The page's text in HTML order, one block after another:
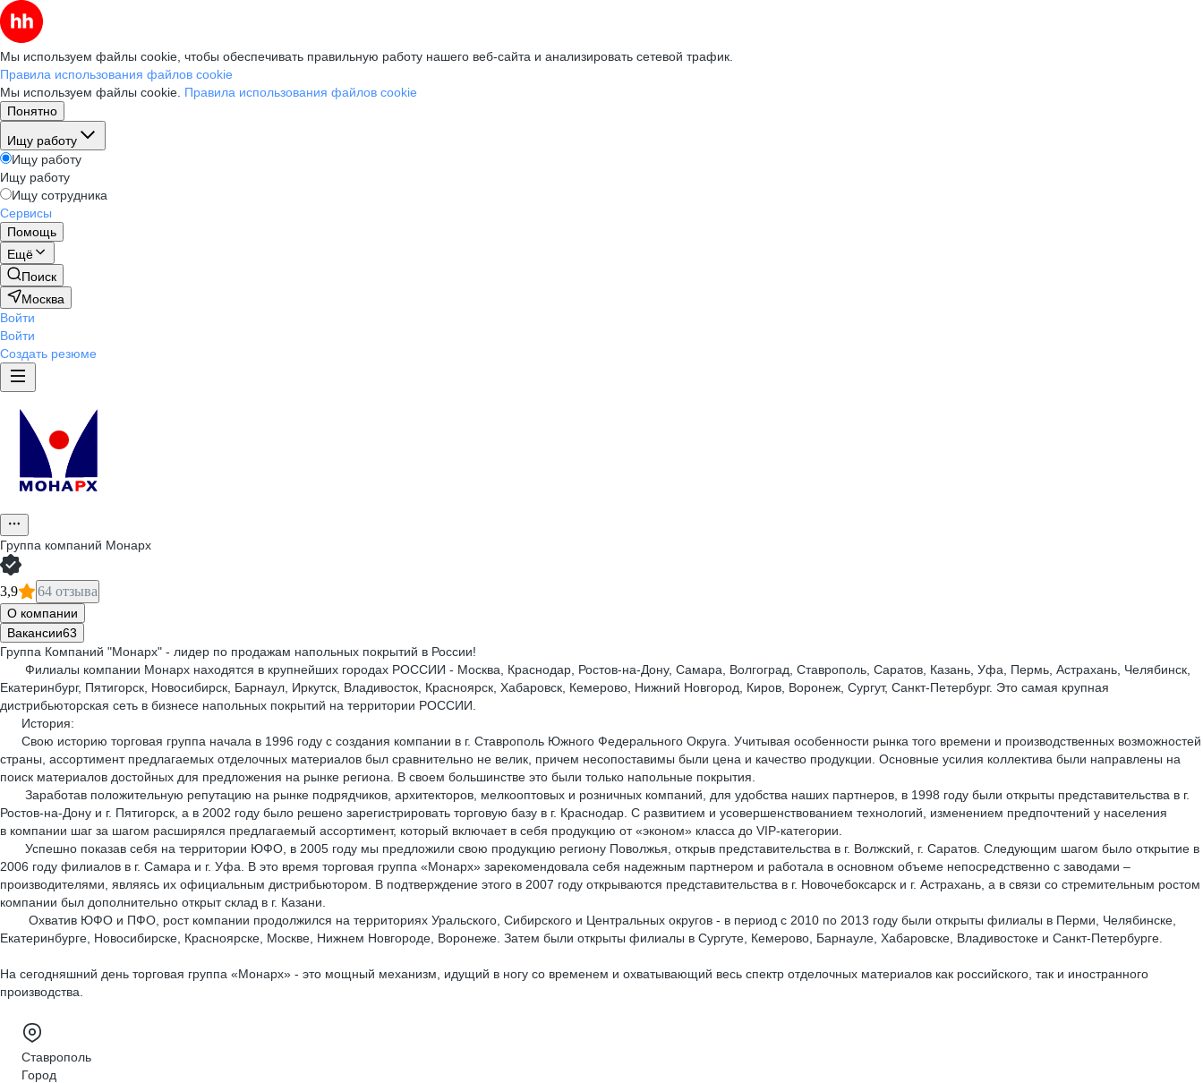
Мы используем файлы cookie, чтобы обеспечивать правильную работу нашего веб-сайта и анализировать сетевой трафик.
Правила использования файлов cookie
Мы используем файлы cookie. Правила использования файлов cookie
Понятно
Ищу работу
Ищу работу
Ищу работу
Ищу сотрудника
Сервисы
Помощь
Ещё
Поиск
Москва
Войти
Войти
Создать резюме
Группа компаний Монарх
3,9 64 отзыва
О компании
Вакансии63
Группа Компаний "Монарх" - лидер по продажам напольных покрытий в России!
Филиалы компании Монарх находятся в крупнейших городах РОССИИ - Москва, Краснодар, Ростов-на-Дону, Самара, Волгоград, Ставрополь, Саратов, Казань, Уфа, Пермь, Астрахань, Челябинск,
Екатеринбург, Пятигорск, Новосибирск, Барнаул, Иркутск, Владивосток, Красноярск, Хабаровск, Кемерово, Нижний Новгород, Киров, Воронеж, Сургут, Санкт-Петербург. Это самая крупная
дистрибьюторская сеть в бизнесе напольных покрытий на территории РОССИИ.
История:
Свою историю торговая группа начала в 1996 году с создания компании в г. Ставрополь Южного Федерального Округа. Учитывая особенности рынка того времени и производственных возможностей
страны, ассортимент предлагаемых отделочных материалов был сравнительно не велик, причем несопоставимы были цена и качество продукции. Основные усилия коллектива были направлены на
поиск материалов достойных для предложения на рынке региона. В своем большинстве это были только напольные покрытия.
Заработав положительную репутацию на рынке подрядчиков, архитекторов, мелкооптовых и розничных компаний, для удобства наших партнеров, в 1998 году были открыты представительства в г.
Ростов-на-Дону и г. Пятигорск, а в 2002 году было решено зарегистрировать торговую базу в г. Краснодар. С развитием и усовершенствованием технологий, изменением предпочтений у населения
в компании шаг за шагом расширялся предлагаемый ассортимент, который включает в себя продукцию от «эконом» класса до VIP-категории.
Успешно показав себя на территории ЮФО, в 2005 году мы предложили свою продукцию региону Поволжья, открыв представительства в г. Волжский, г. Саратов. Следующим шагом было открытие в
2006 году филиалов в г. Самара и г. Уфа. В это время торговая группа «Монарх» зарекомендовала себя надежным партнером и работала в основном объеме непосредственно с заводами –
производителями, являясь их официальным дистрибьютором. В подтверждение этого в 2007 году открываются представительства в г. Новочебоксарск и г. Астрахань, а в связи со стремительным ростом
компании был дополнительно открыт склад в г. Казани.
Охватив ЮФО и ПФО, рост компании продолжился на территориях Уральского, Сибирского и Центральных округов - в период с 2010 по 2013 году были открыты филиалы в Перми, Челябинске,
Екатеринбурге, Новосибирске, Красноярске, Москве, Нижнем Новгороде, Воронеже. Затем были открыты филиалы в Сургуте, Кемерово, Барнауле, Хабаровске, Владивостоке и Санкт-Петербурге.
На сегодняшний день торговая группа «Монарх» - это мощный механизм, идущий в ногу со временем и охватывающий весь спектр отделочных материалов как российского, так и иностранного
производства.
Ставрополь
Город